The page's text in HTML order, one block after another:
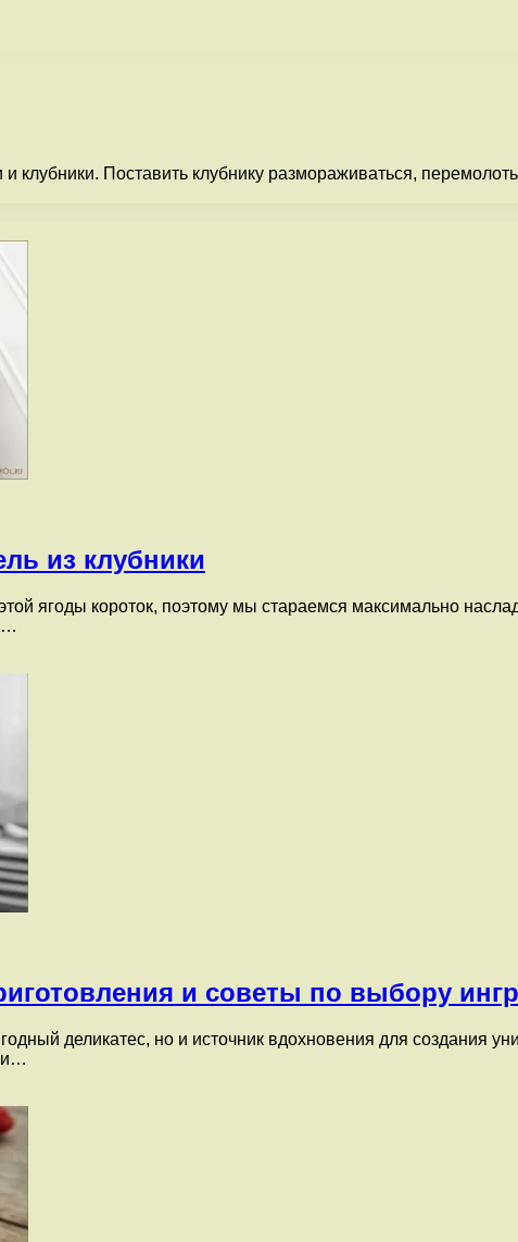
клубники. Поставить клубнику размораживаться,
из клубники
ягоды короток, поэтому мы стараемся максимально
и советы по выбору
деликатес, но и источник вдохновения для создания
и…